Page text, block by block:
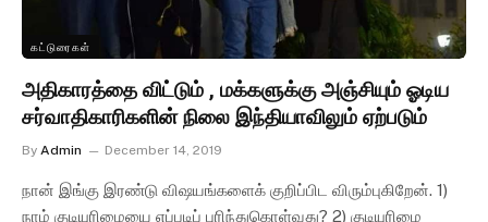
கட்டுரைகள்
அதிகாரத்தை விட்டும் , மக்களுக்கு அஞ்சியும் ஓடிய
சர்வாதிகாரிகளின் நிலை இந்தியாவிலும் ஏற்படும்
By Admin December 14, 2019
நான் இங்கு இரண்டு விஷயங்களைக் குறிப்பிட விரும்புகிறேன். 1)
நாம் குடியுரிமையை எப்படிப் புரிந்துகொள்வது? 2) குடியுரிமை